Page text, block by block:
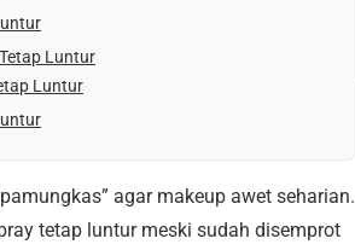
Luntur
Luntur
agar makeup awet seharian.
tetap luntur meski sudah disemprot